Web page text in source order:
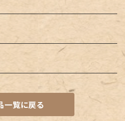
一覧に戻る